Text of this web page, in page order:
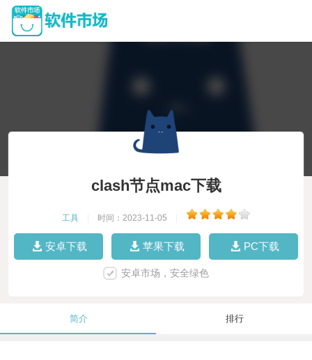
clash节点mac下载
工具 时间：2023-11-05
安卓下载 苹果下载 PC下载
安卓市场，安全绿色
简介 排行